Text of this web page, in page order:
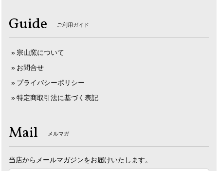
Guide ご利用ガイド
宗山窯について
お問合せ
プライバシーポリシー
特定商取引法に基づく表記
Mail メルマガ
当店からメールマガジンをお届けいたします。